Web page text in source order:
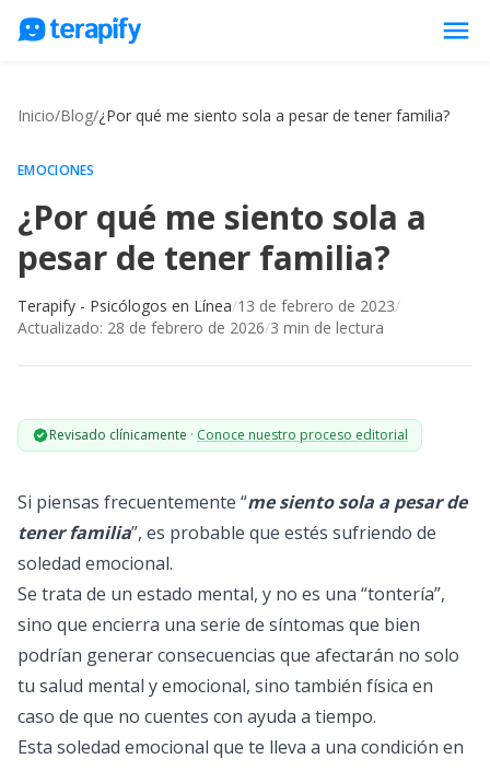
menu
Opiniones
Empresas
Preguntas frecuentes
Trabaja con nosotros
Inicio/Blog/¿Por qué me siento sola a pesar de tener familia?
EMOCIONES
¿Por qué me siento sola a
pesar de tener familia?
Terapify - Psicólogos en Línea/13 de febrero de 2023/
Actualizado: 28 de febrero de 2026/3 min de lectura
Revisado clínicamente · Conoce nuestro proceso editorial
Si piensas frecuentemente “me siento sola a pesar de
tener familia”, es probable que estés sufriendo de
soledad emocional.
Se trata de un estado mental, y no es una “tontería”,
sino que encierra una serie de síntomas que bien
podrían generar consecuencias que afectarán no solo
tu salud mental y emocional, sino también física en
caso de que no cuentes con ayuda a tiempo.
Esta soledad emocional que te lleva a una condición en